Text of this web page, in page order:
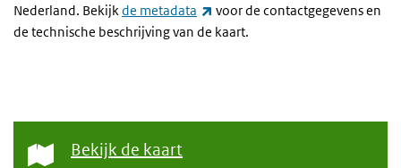
Nederland. Bekijkde metadata (externe link)
voor de contactgegevens en
de technische beschrijving van de kaart.
Bekijk de kaart